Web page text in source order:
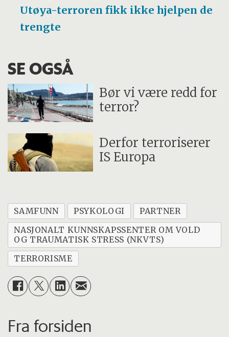
Utøya-terroren fikk ikke hjelpen de
trengte
SE OGSÅ
Bør vi være redd for
terror?
Derfor terroriserer
IS Europa
SAMFUNN PSYKOLOGI
PARTNER
NASJONALT KUNNSKAPSSENTER OM VOLD
OG TRAUMATISK STRESS (NKVTS)
TERRORISME
Fra forsiden